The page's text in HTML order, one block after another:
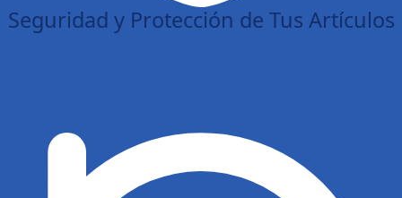
Seguridad y Protección de Tus Artículos